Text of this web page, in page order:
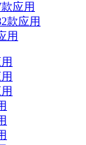
款应用
款应用
用